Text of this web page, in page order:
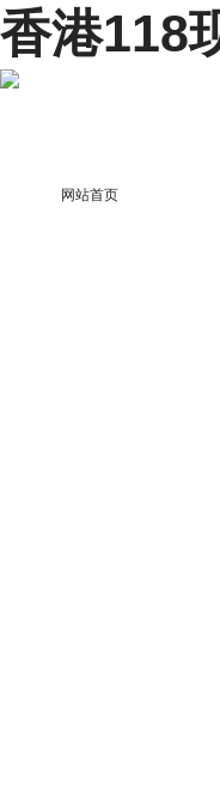
香港118
网站首页